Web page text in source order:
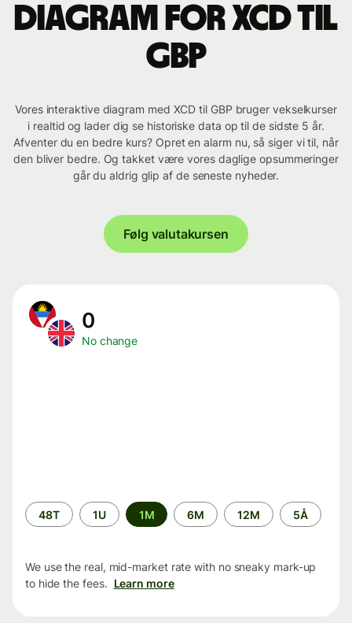
Diagram for XCD til
GBP
Vores interaktive diagram med XCD til GBP bruger vekselkurser
i realtid og lader dig se historiske data op til de sidste 5 år.
Afventer du en bedre kurs? Opret en alarm nu, så siger vi til, når
den bliver bedre. Og takket være vores daglige opsummeringer
går du aldrig glip af de seneste nyheder.
Følg valutakursen
0
No change
Time
period
48T 1U 1M 6M 12M 5Å
We use the real, mid-market rate with no sneaky mark-up
to hide the fees. Learn more